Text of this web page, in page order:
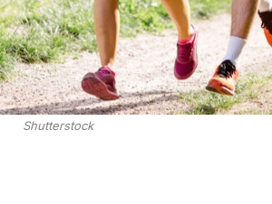
Shutterstock